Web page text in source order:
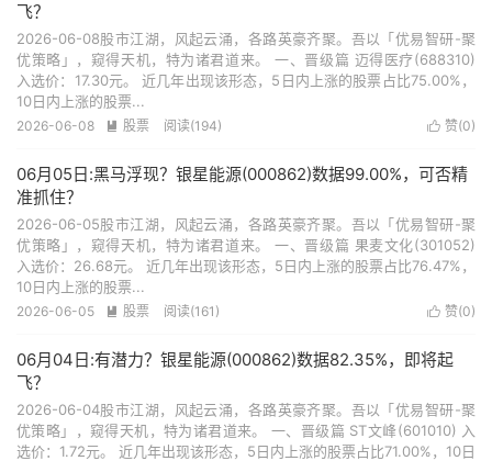
飞？
2026-06-08股市江湖，风起云涌，各路英豪齐聚。吾以「优易智研-聚
优策略」，窥得天机，特为诸君道来。 一、晋级篇 迈得医疗(688310)
入选价：17.30元。 近几年出现该形态，5日内上涨的股票占比75.00%，
10日内上涨的股票...
 赞(0)
2026-06-08  股票 阅读(194)
06月05日:黑马浮现？银星能源(000862)数据99.00%，可否精
准抓住？
2026-06-05股市江湖，风起云涌，各路英豪齐聚。吾以「优易智研-聚
优策略」，窥得天机，特为诸君道来。 一、晋级篇 果麦文化(301052)
入选价：26.68元。 近几年出现该形态，5日内上涨的股票占比76.47%，
10日内上涨的股票...
 赞(0)
2026-06-05  股票 阅读(161)
06月04日:有潜力？银星能源(000862)数据82.35%，即将起
飞？
2026-06-04股市江湖，风起云涌，各路英豪齐聚。吾以「优易智研-聚
优策略」，窥得天机，特为诸君道来。 一、晋级篇 ST文峰(601010) 入
选价：1.72元。 近几年出现该形态，5日内上涨的股票占比71.00%，10日